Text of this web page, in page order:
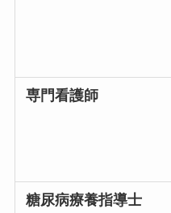
専門看護師
糖尿病療養指導士